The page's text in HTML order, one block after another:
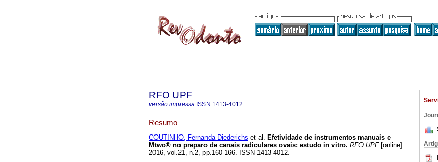
RFO UPF
versão impressa ISSN 1413-4012
Resumo
COUTINHO, Fernanda Diederichs et al. Efetividade de instrumentos manuais e
Mtwo® no preparo de canais radiculares ovais: estudo in vitro. RFO UPF[online].
2016, vol.21, n.2, pp.160-166. ISSN 1413-4012.